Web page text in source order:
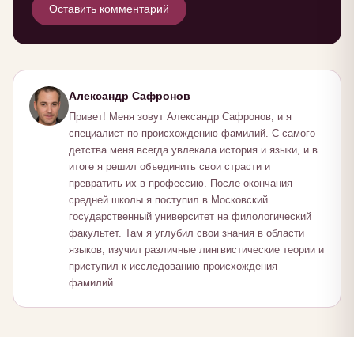
Оставить комментарий
Александр Сафронов
Привет! Меня зовут Александр Сафронов, и я
специалист по происхождению фамилий. С самого
детства меня всегда увлекала история и языки, и в
итоге я решил объединить свои страсти и
превратить их в профессию. После окончания
средней школы я поступил в Московский
государственный университет на филологический
факультет. Там я углубил свои знания в области
языков, изучил различные лингвистические теории и
приступил к исследованию происхождения
фамилий.